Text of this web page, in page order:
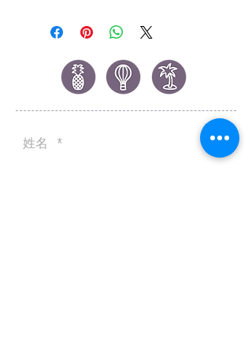
4) 雪寶中型紙巾 (一組16張 ✪
5) 雪寶大餐巾 (一組16張 ✪ Made
in USA ✪)
6) 冰雪奇緣生日快樂橫旗
8) 冰雪奇緣主題蠟燭 (一組四個)